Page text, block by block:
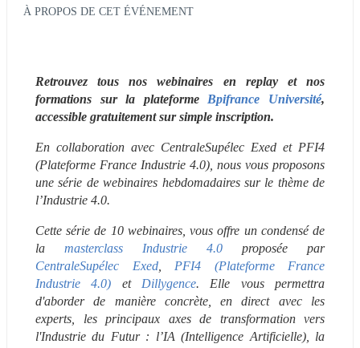
À PROPOS DE CET ÉVÉNEMENT
Retrouvez tous nos webinaires en replay et nos
formations sur la plateforme Bpifrance Université,
accessible gratuitement sur simple inscription.
En collaboration avec CentraleSupélec Exed et PFI4
(Plateforme France Industrie 4.0), nous vous proposons
une série de webinaires hebdomadaires sur le thème de
l’Industrie 4.0.
Cette série de 10 webinaires, vous offre un condensé de
la masterclass Industrie 4.0
proposée par
CentraleSupélec Exed, PFI4 (Plateforme France
Industrie 4.0) et Dillygence. Elle vous permettra
d'aborder de manière concrète, en direct avec les
experts, les principaux axes de transformation vers
l'Industrie du Futur : l’IA (Intelligence Artificielle), la